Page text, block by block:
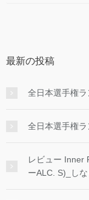
最新の投稿
全日本選手権
全日本選手権
レビュー Inner
ーALC. S)_し